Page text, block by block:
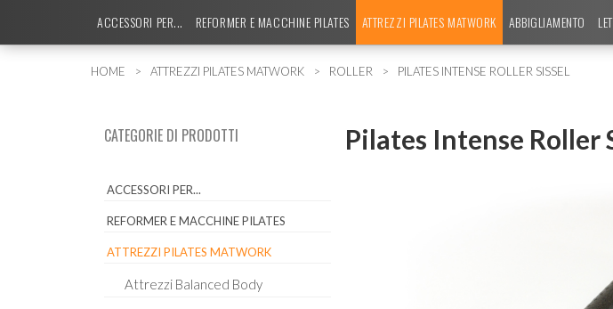
ACCESSORI PER... REFORMER E MACCHINE PILATES ATTREZZI PILATES MATWORK ABBIGLIAMENTO
HOME ATTREZZI PILATES MATWORK ROLLER PILATES INTENSE ROLLER SISSEL
CATEGORIE DI PRODOTTI
ACCESSORI PER...
REFORMER E MACCHINE PILATES
ATTREZZI PILATES MATWORK
Attrezzi Balanced Body
Pilates Intense Roller